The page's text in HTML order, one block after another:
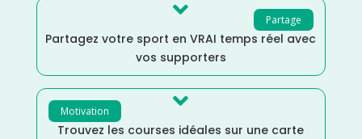
Partage

Partagez votre sport en VRAI temps réel avec
vos supporters
Motivation 
Trouvez les courses idéales sur une carte